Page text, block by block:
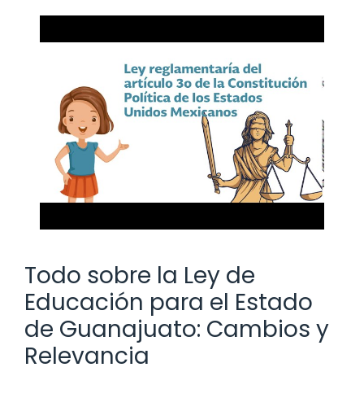
Todo sobre la Ley de
Educación para el Estado
de Guanajuato: Cambios y
Relevancia